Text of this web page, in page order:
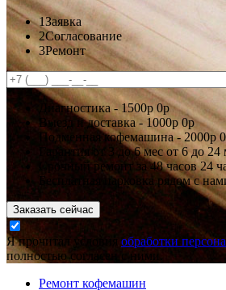
1Заявка
2Согласование
3Ремонт
Диагностика - 1500р0р
Выезд и доставка - 1000р0р
Подменная кофемашина -2000р
Гарантия от 3 до 6 месот 6 до 24
Срочный ремонт за48 часов24
Бесплатная парковка рядом с
Заказать сейчас
Я прочитал условия обработки
полностью согласен с ними.
Ремонт кофемашин